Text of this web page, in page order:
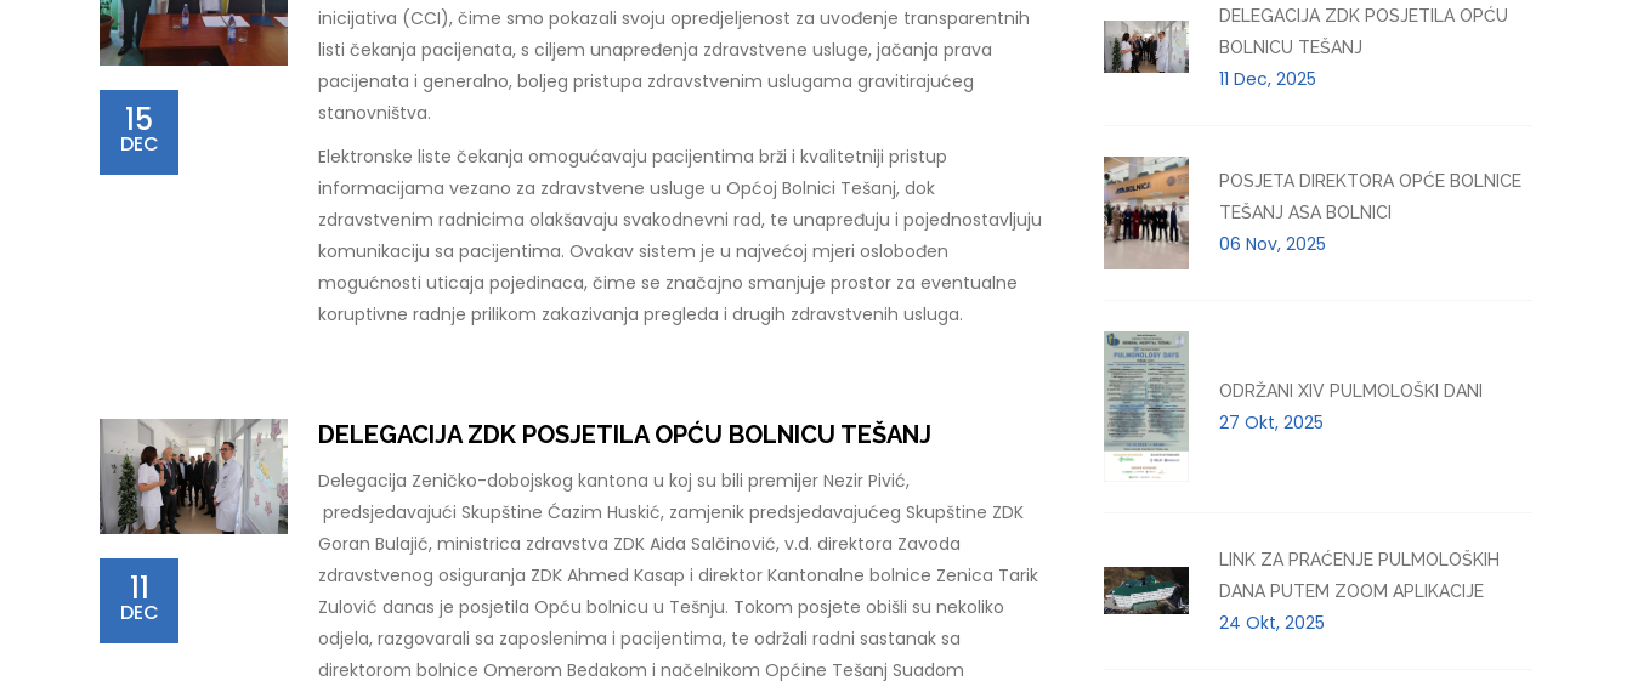
15
DEC
inicijativa (CCI), čime smo pokazali svoju opredjeljenost za uvođenje transparentnih
listi čekanja pacijenata, s ciljem unapređenja zdravstvene usluge, jačanja prava
pacijenata i generalno, boljeg pristupa zdravstvenim uslugama gravitirajućeg
stanovništva.
Elektronske liste čekanja omogućavaju pacijentima brži i kvalitetniji pristup
informacijama vezano za zdravstvene usluge u Općoj Bolnici Tešanj, dok
zdravstvenim radnicima olakšavaju svakodnevni rad, te unapređuju i pojednostavljuju
komunikaciju sa pacijentima. Ovakav sistem je u najvećoj mjeri oslobođen
mogućnosti uticaja pojedinaca, čime se značajno smanjuje prostor za eventualne
koruptivne radnje prilikom zakazivanja pregleda i drugih zdravstvenih usluga.
11
DEC
DELEGACIJA ZDK POSJETILA OPĆU BOLNICU TEŠANJ
Delegacija Zeničko-dobojskog kantona u koj su bili premijer Nezir Pivić,
predsjedavajući Skupštine Ćazim Huskić, zamjenik predsjedavajućeg Skupštine ZDK
Goran Bulajić, ministrica zdravstva ZDK Aida Salčinović, v.d. direktora Zavoda
zdravstvenog osiguranja ZDK Ahmed Kasap i direktor Kantonalne bolnice Zenica Tarik
Zulović danas je posjetila Opću bolnicu u Tešnju. Tokom posjete obišli su nekoliko
odjela, razgovarali sa zaposlenima i pacijentima, te održali radni sastanak sa
direktorom bolnice Omerom Bedakom i načelnikom Općine Tešanj Suadom
DELEGACIJA ZDK POSJETILA OPĆU
BOLNICU TEŠANJ
11 Dec, 2025
POSJETA DIREKTORA OPĆE BOLNICE
TEŠANJ ASA BOLNICI
06 Nov, 2025
ODRŽANI XIV PULMOLOŠKI DANI
27 Okt, 2025
LINK ZA PRAĆENJE PULMOLOŠKIH
DANA PUTEM ZOOM APLIKACIJE
24 Okt, 2025